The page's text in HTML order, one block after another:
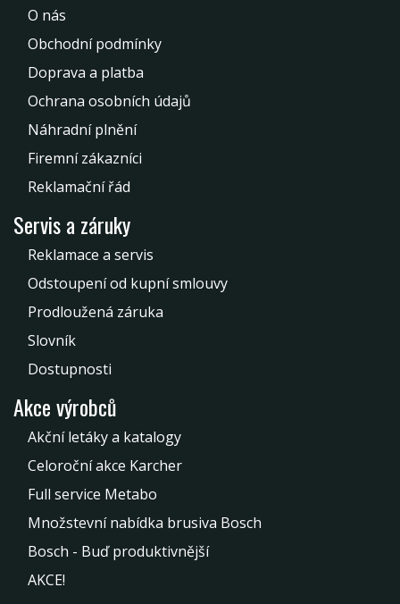
O nás
Obchodní podmínky
Doprava a platba
Ochrana osobních údajů
Náhradní plnění
Firemní zákazníci
Reklamační řád
Servis a záruky
Reklamace a servis
Odstoupení od kupní smlouvy
Prodloužená záruka
Slovník
Dostupnosti
Akce výrobců
Akční letáky a katalogy
Celoroční akce Karcher
Full service Metabo
Množstevní nabídka brusiva Bosch
Bosch - Buď produktivnější
AKCE!